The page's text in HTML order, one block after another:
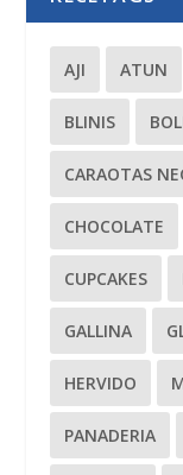
AJI ATUN
BLINIS
CARAOTAS
CHOCOLATE
CUPCAKES
GALLINA
HERVIDO
PANADERIA